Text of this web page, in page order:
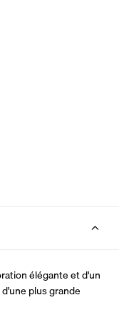
élégante et d'un
plus grande